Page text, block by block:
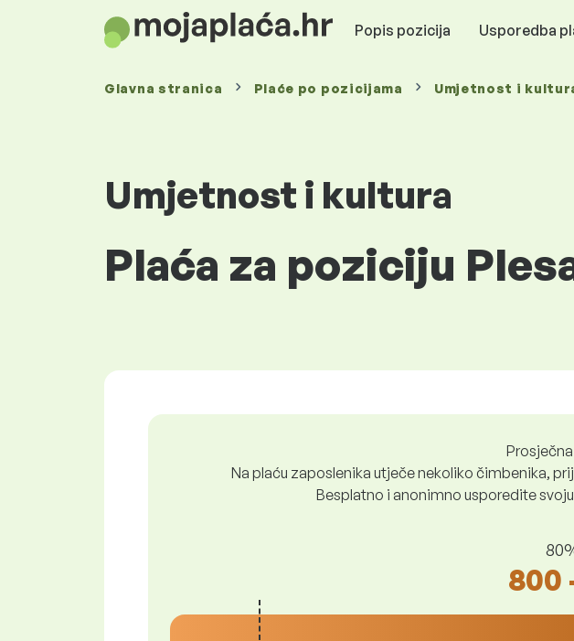
Popis pozicija Usporedba
Glavna stranica Plaće po pozicijama Umjetnost i
Umjetnost i kultura
Plaća za poziciju
Na plaću zaposlenika utječe nekoliko čimbenika,
Besplatno i anonimno usporedite
800